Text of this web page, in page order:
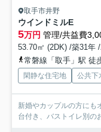
取手市井野
ウインドミルE
5万円 管理/共益費
53.70㎡ (2DK) /築31年
常磐線「取手」駅 徒
閑静な住宅地 公共下
新婚やカップルの方にも
台付き、バストイレ別の